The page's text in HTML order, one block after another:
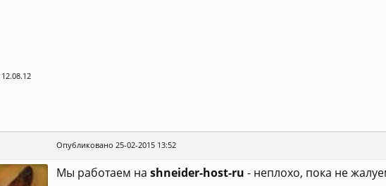
12.08.12
Опубликовано 25-02-2015 13:52
Мы работаем на shneider-host-ru - неплохо, пока не